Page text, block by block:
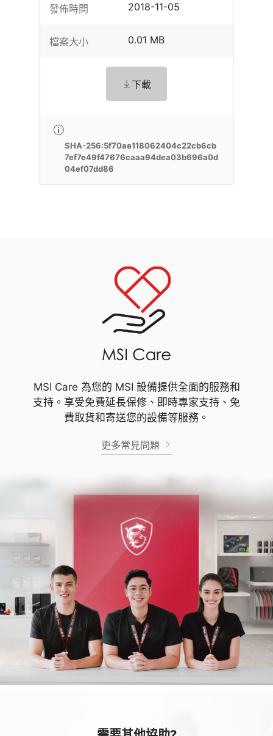
發佈時間 2018-11-05
檔案大小 0.01 MB
下載
SHA-256:5f70ae118062404c22cb6cb
7ef7e49f47676caaa94dea03b696a0d
04ef07dd86
MSI Care 為您的 MSI 設備提供全面的服務和
支持。享受免費延長保修、即時專家支持、免
費取貨和寄送您的設備等服務。
更多常見問題